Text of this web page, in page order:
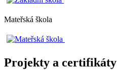
Mateřská škola
Projekty a certifikáty